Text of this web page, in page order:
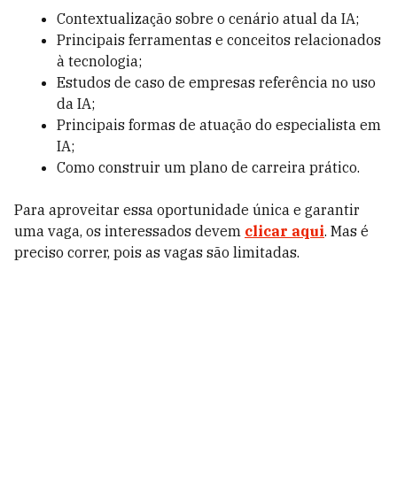
Contextualização sobre o cenário atual da IA;
Principais ferramentas e conceitos relacionados
à tecnologia;
Estudos de caso de empresas referência no uso
da IA;
Principais formas de atuação do especialista em
IA;
Como construir um plano de carreira prático.
Para aproveitar essa oportunidade única e garantir
uma vaga, os interessados devem clicar aqui. Mas é
preciso correr, pois as vagas são limitadas.